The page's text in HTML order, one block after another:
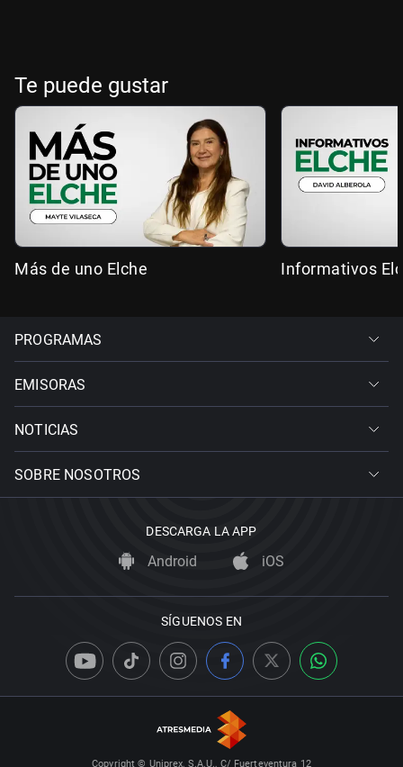
Te puede gustar
Más de uno Elche Informativos
PROGRAMAS
EMISORAS
NOTICIAS
SOBRE NOSOTROS
DESCARGA LA APP
Android iOS
SÍGUENOS EN
Copyright © Uniprex, S.A.U., C/ Fuerteventura 12